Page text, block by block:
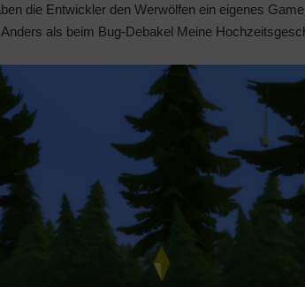
die Entwickler den Werwölfen ein eigenes
als beim Bug-Debakel Meine